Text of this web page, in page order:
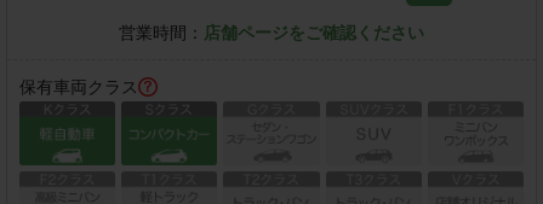
営業時間： 店舗ページをご確認ください
保有車両クラス